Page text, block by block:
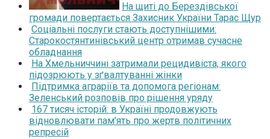
На щиті до Берездівської
громади повертається Захисник України Тарас Щур
Соціальні послуги стають доступнішими:
Старокостянтинівський центр отримав сучасне
обладнання
На Хмельниччині затримали рецидивіста, якого
підозрюють у зґвалтуванні жінки
Підтримка аграріїв та допомога регіонам:
Зеленський розповів про рішення уряду
167 тисяч історій: в Україні продовжують
відновлювати пам’ять про жертв політичних
репресій